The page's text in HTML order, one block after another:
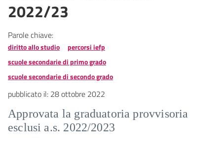
2022/23
Parole chiave:
diritto allo studio
percorsi iefp
scuole secondarie di primo grado
scuole secondarie di secondo grado
pubblicato il: 28 ottobre 2022
Approvata la graduatoria provvisoria
esclusi a.s. 2022/2023